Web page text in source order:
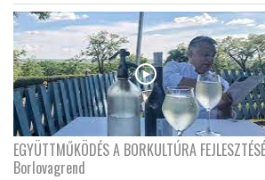
EGYÜTTMŰKÖDÉS A BORKULTÚRA
Borlovagrend